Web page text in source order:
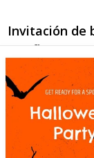
Invitación de
con flores
Sabemos cómo
una bonita
boda. Aquí
ejemplo de tal
Se utilizaron
pétalos de flores